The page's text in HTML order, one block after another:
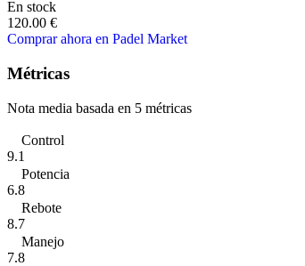
En stock
120.00 €
Comprar ahora en Padel Market
Métricas
Nota media basada en 5 métricas
Control
9.1
Potencia
6.8
Rebote
8.7
Manejo
7.8